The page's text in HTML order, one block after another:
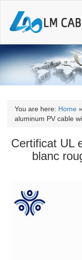
You are here: Home »
aluminum PV cable
Certificat UL
blanc